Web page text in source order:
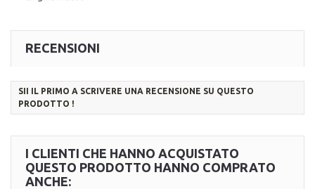
RECENSIONI
SII IL PRIMO A SCRIVERE UNA RECENSIONE SU QUESTO
PRODOTTO !
I CLIENTI CHE HANNO ACQUISTATO
QUESTO PRODOTTO HANNO COMPRATO
ANCHE: